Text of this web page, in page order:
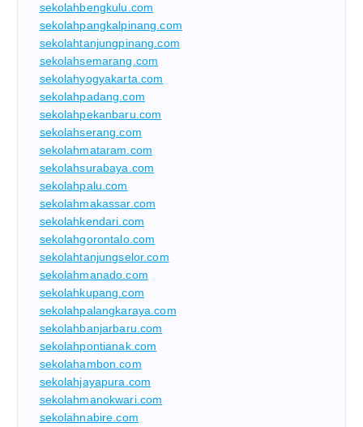
sekolahbengkulu.com
sekolahpangkalpinang.com
sekolahtanjungpinang.com
sekolahsemarang.com
sekolahyogyakarta.com
sekolahpadang.com
sekolahpekanbaru.com
sekolahserang.com
sekolahmataram.com
sekolahsurabaya.com
sekolahpalu.com
sekolahmakassar.com
sekolahkendari.com
sekolahgorontalo.com
sekolahtanjungselor.com
sekolahmanado.com
sekolahkupang.com
sekolahpalangkaraya.com
sekolahbanjarbaru.com
sekolahpontianak.com
sekolahambon.com
sekolahjayapura.com
sekolahmanokwari.com
sekolahnabire.com